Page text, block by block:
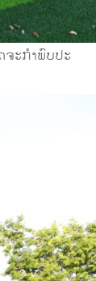
ຈະກຳພົບປະ